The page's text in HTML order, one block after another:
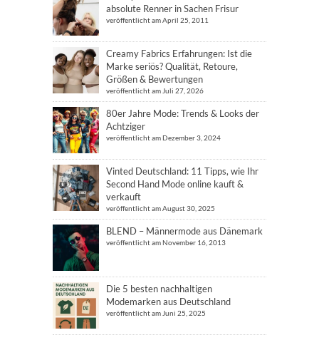
absolute Renner in Sachen Frisur
veröffentlicht am April 25, 2011
Creamy Fabrics Erfahrungen: Ist die
Marke seriös? Qualität, Retoure,
Größen & Bewertungen
veröffentlicht am Juli 27, 2026
80er Jahre Mode: Trends & Looks der
Achtziger
veröffentlicht am Dezember 3, 2024
Vinted Deutschland: 11 Tipps, wie Ihr
Second Hand Mode online kauft &
verkauft
veröffentlicht am August 30, 2025
BLEND – Männermode aus Dänemark
veröffentlicht am November 16, 2013
Die 5 besten nachhaltigen
Modemarken aus Deutschland
veröffentlicht am Juni 25, 2025